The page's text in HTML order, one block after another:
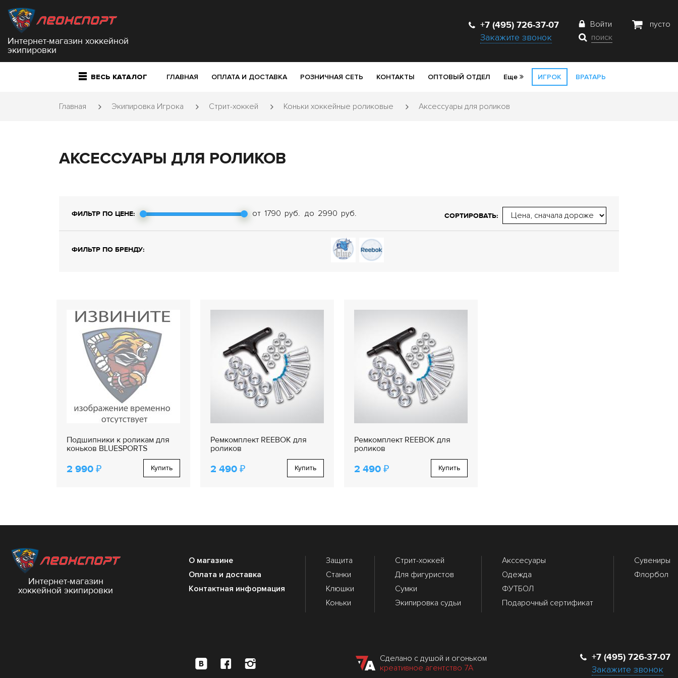
Интернет-магазин хоккейной
экипировки
+7 (495) 726-37-07
Закажите звонок
Войти
поиск
пусто
ВЕСЬ КАТАЛОГ ГЛАВНАЯ ОПЛАТА И ДОСТАВКА РОЗНИЧНАЯ СЕТЬ КОНТАКТЫ ОПТОВЫЙ ОТДЕЛ Еще ИГРОК ВРАТАРЬ
Главная Экипировка Игрока Стрит-хоккей Коньки хоккейные роликовые Аксессуары для роликов
АКСЕССУАРЫ ДЛЯ РОЛИКОВ
ФИЛЬТР ПО ЦЕНЕ: от 1790 руб. до 2990 руб. СОРТИРОВАТЬ:
ФИЛЬТР ПО БРЕНДУ:
Подшипники к роликам для
коньков BLUESPORTS
2 990 ₽ Купить
Ремкомплект REEBOK для
роликов
2 490 ₽ Купить
Ремкомплект REEBOK для
роликов
2 490 ₽ Купить
Интернет-магазин
хоккейной экипировки
О магазине
Оплата и доставка
Контактная информация
Защита
Станки
Клюшки
Коньки
Стрит-хоккей
Для фигуристов
Сумки
Экипировка судьи
Акссесуары
Одежда
ФУТБОЛ
Подарочный сертификат
Сувениры
Флорбол
Сделано с душой и огоньком
креативное агентство 7А
+7 (495) 726-37-07
Закажите звонок